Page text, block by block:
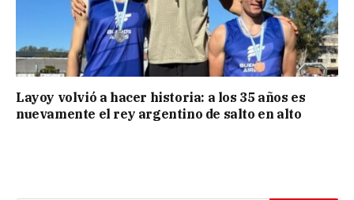
Layoy volvió a hacer historia: a los 35 años es
nuevamente el rey argentino de salto en alto